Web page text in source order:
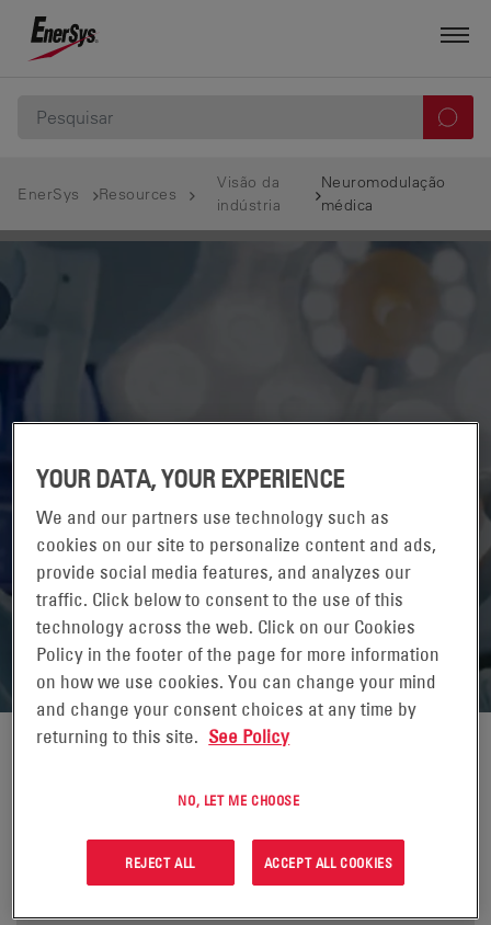
EnerSys Resources
Visão da
indústria
Neuromodulação
médica
TECNOLOGIA INOVADORA DE
BATERIAS PARA NEUROMODULAÇÃO
Estudo de Caso Médico
YOUR DATA, YOUR EXPERIENCE
We and our partners use technology such as
cookies on our site to personalize content and ads,
provide social media features, and analyzes our
traffic. Click below to consent to the use of this
technology across the web. Click on our Cookies
Policy in the footer of the page for more information
on how we use cookies. You can change your mind
and change your consent choices at any time by
returning to this site. See Policy
NO, LET ME CHOOSE
REJECT ALL ACCEPT ALL COOKIES